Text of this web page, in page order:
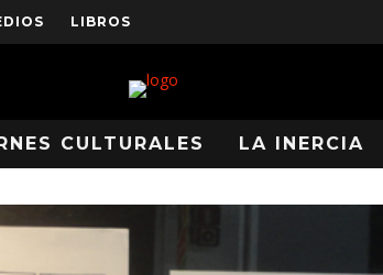
LIBROS
CULTURALES LA INERCIA